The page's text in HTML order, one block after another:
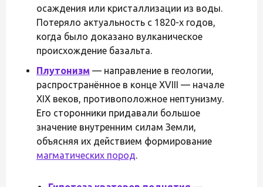
осаждения или кристаллизации из воды.
Потеряло актуальность с 1820-х годов,
когда было доказано вулканическое
происхождение базальта.
Плутонизм — направление в геологии,
распространённое в конце XVIII — начале
XIX веков, противоположное нептунизму.
Его сторонники придавали большое
значение внутренним силам Земли,
объясняя их действием формирование
магматических пород.